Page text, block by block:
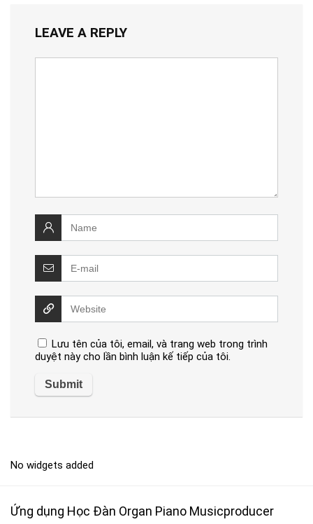
LEAVE A REPLY
Lưu tên của tôi, email, và trang web trong trình
duyệt này cho lần bình luận kế tiếp của tôi.
No widgets added
Ứng dụng Học Đàn Organ Piano Musicproducer